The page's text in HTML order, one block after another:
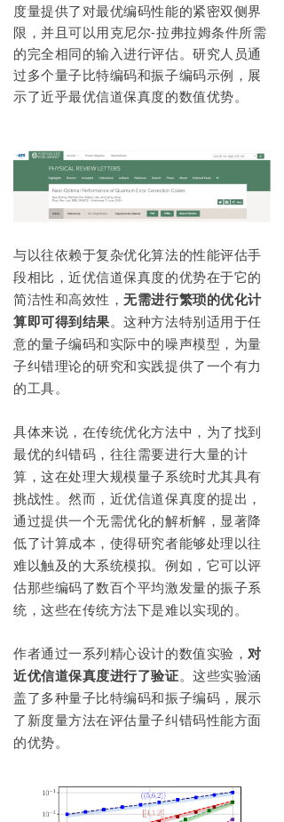
度量提供了对最优编码性能的紧密双侧界
限，并且可以用克尼尔-拉弗拉姆条件所需
的完全相同的输入进行评估。研究人员通
过多个量子比特编码和振子编码示例，展
示了近乎最优信道保真度的数值优势。
与以往依赖于复杂优化算法的性能评估手
段相比，近优信道保真度的优势在于它的
简洁性和高效性，无需进行繁琐的优化计
算即可得到结果。这种方法特别适用于任
意的量子编码和实际中的噪声模型，为量
子纠错理论的研究和实践提供了一个有力
的工具。
具体来说，在传统优化方法中，为了找到
最优的纠错码，往往需要进行大量的计
算，这在处理大规模量子系统时尤其具有
挑战性。然而，近优信道保真度的提出，
通过提供一个无需优化的解析解，显著降
低了计算成本，使得研究者能够处理以往
难以触及的大系统模拟。例如，它可以评
估那些编码了数百个平均激发量的振子系
统，这些在传统方法下是难以实现的。
作者通过一系列精心设计的数值实验， 对
近优信道保真度进行了验证。这些实验涵
盖了多种量子比特编码和振子编码，展示
了新度量方法在评估量子纠错码性能方面
的优势。